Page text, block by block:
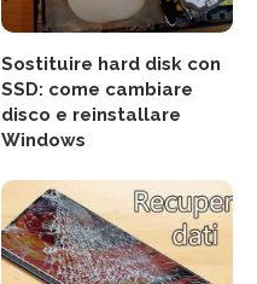
Sostituire hard disk con
SSD: come cambiare
disco e reinstallare
Windows